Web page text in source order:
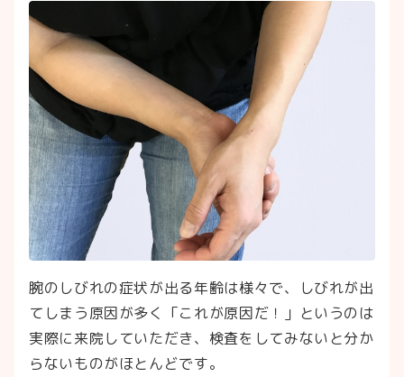
腕のしびれの症状が出る年齢は様々で、しびれが出
てしまう原因が多く「これが原因だ！」というのは
実際に来院していただき、検査をしてみないと分か
らないものがほとんどです。